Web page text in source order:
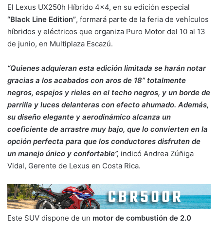
El Lexus UX250h Híbrido 4×4, en su edición especial
“Black Line Edition”, formará parte de la feria de vehículos
híbridos y eléctricos que organiza Puro Motor del 10 al 13
de junio, en Multiplaza Escazú.
“Quienes adquieran esta edición limitada se harán notar
gracias a los acabados con aros de 18” totalmente
negros, espejos y rieles en el techo negros, y un borde de
parrilla y luces delanteras con efecto ahumado. Además,
su diseño elegante y aerodinámico alcanza un
coeficiente de arrastre muy bajo, que lo convierten en la
opción perfecta para que los conductores disfruten de
un manejo único y confortable”, indicó Andrea Zúñiga
Vidal, Gerente de Lexus en Costa Rica.
Este SUV dispone de un motor de combustión de 2.0